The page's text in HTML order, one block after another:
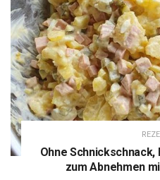
Ohne
zum Abnehmen